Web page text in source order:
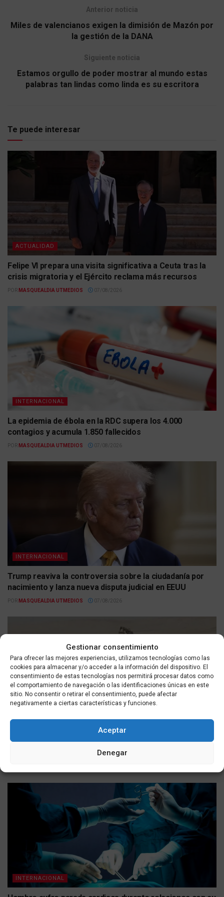
Gestionar consentimiento
Para ofrecer las mejores experiencias, utilizamos tecnologías como las
cookies para almacenar y/o acceder a la información del dispositivo. El
consentimiento de estas tecnologías nos permitirá procesar datos como
el comportamiento de navegación o las identificaciones únicas en este
sitio. No consentir o retirar el consentimiento, puede afectar
negativamente a ciertas características y funciones.
Aceptar
Denegar
Anterior noticia
Miles de valencianos exigen la dimisión de Mazón por
la gestión de la DANA
Siguiente noticia
Estamos orgullo de poder mostrar al mundo estas
palabras tan lindas como linda es su escritora
Te puede interesar
ACTUALIDAD
Felipe VI prepara una visita significativa a Ceuta tras la
crisis migratoria y el Ejército reclama más recursos
POR MASQUEALDIA UTMEDIOS 07/08/2026
INTERNACIONAL
La epidemia de ébola en la RDC supera los 4.000
contagios y acumula 1.850 fallecidos
POR MASQUEALDIA UTMEDIOS 07/08/2026
INTERNACIONAL
Trump reaviva la controversia sobre la ciudadanía por
nacimiento y lanza nueva disputa judicial en EEUU
POR MASQUEALDIA UTMEDIOS 07/08/2026
Chile implementa un “escudo fronterizo” de 500
kilómetros mientras Ceuta reactiva el debate sobre el
INTERNACIONAL